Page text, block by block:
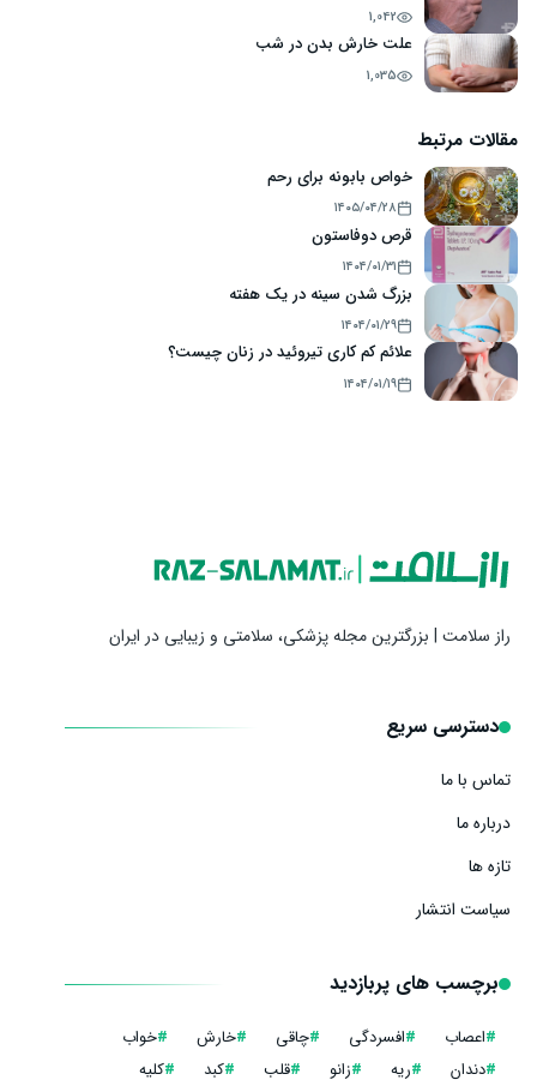
1,042
علت خارش بدن در شب
1,035
مقالات مرتبط
خواص بابونه برای رحم
۱۴۰۵/۰۴/۲۸
قرص دوفاستون
۱۴۰۴/۰۱/۳۱
بزرگ شدن سینه در یک هفته
۱۴۰۴/۰۱/۲۹
علائم کم کاری تیروئید در زنان چیست؟
۱۴۰۴/۰۱/۱۹
راز سلامت | بزرگترین مجله پزشکی، سلامتی و زیبایی در ایران
دسترسی سریع
تماس با ما
درباره ما
تازه ها
سیاست انتشار
برچسب های پربازدید
#اعصاب #افسردگی #چاقی #خارش #خواب
#دندان #ریه #زانو #قلب #کبد #کلیه